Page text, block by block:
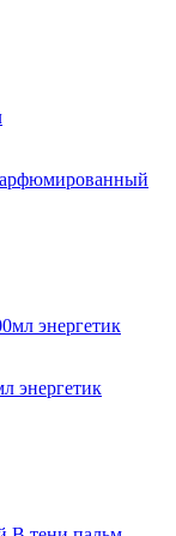
энергетик